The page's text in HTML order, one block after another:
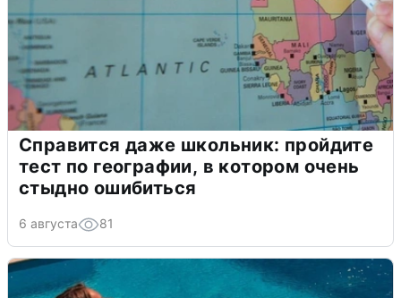
Справится даже школьник: пройдите
тест по географии, в котором очень
стыдно ошибиться
6 августа 81